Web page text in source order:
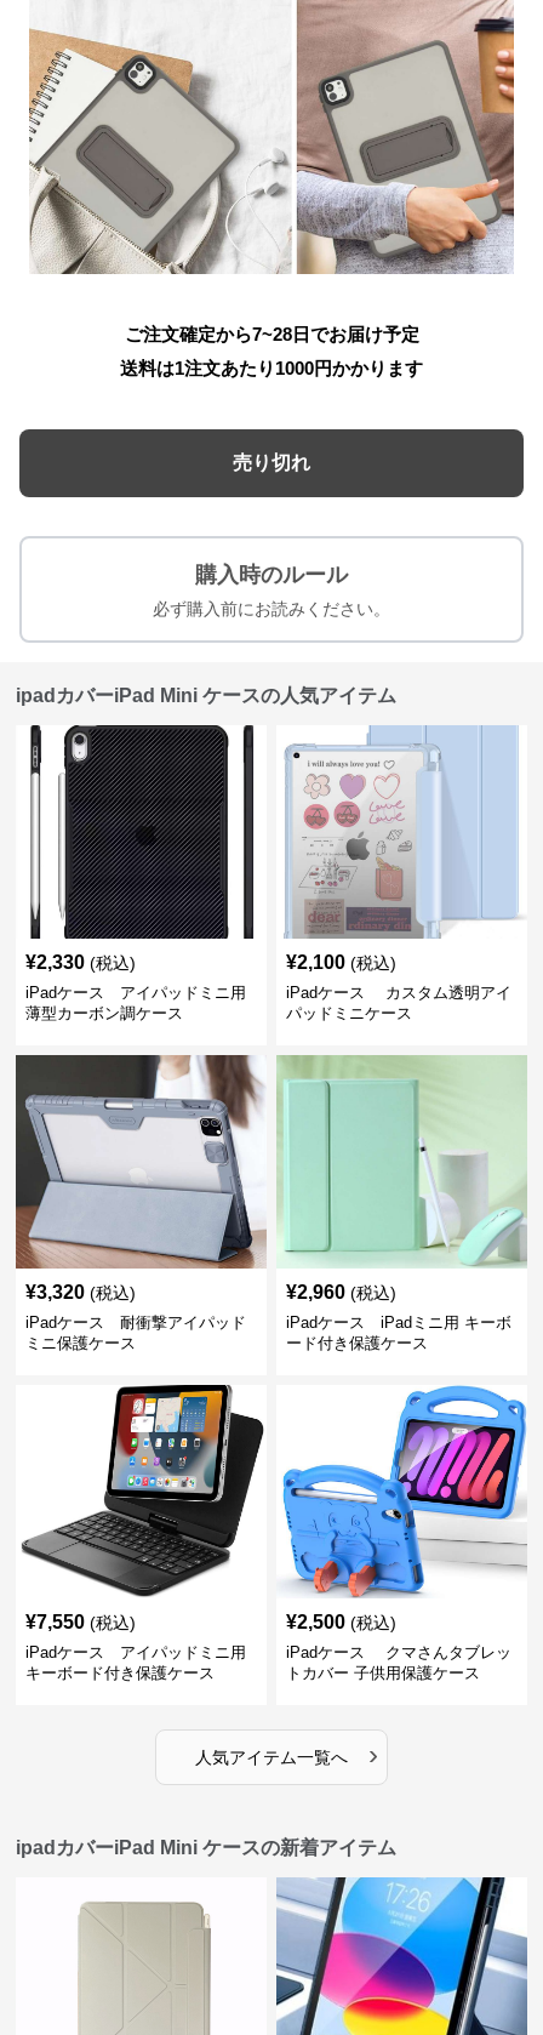
ご注文確定から7~28日でお届け予定
送料は1注文あたり 1000円かかります
売り切れ
購入時のルール
必ず購入前にお読みください。
ipadカバーiPad Mini ケースの人気アイテム
¥2,330 (税込)
iPadケース アイパッドミニ用
薄型カーボン調ケース
¥2,100 (税込)
iPadケース カスタム透明アイ
パッドミニケース
¥3,320 (税込)
iPadケース 耐衝撃アイパッド
ミニ保護ケース
¥2,960 (税込)
iPadケース iPadミニ用 キーボ
ード付き保護ケース
¥7,550 (税込)
iPadケース アイパッドミニ用
キーボード付き保護ケース
¥2,500 (税込)
iPadケース クマさんタブレッ
トカバー 子供用保護ケース
人気アイテム一覧へ ›
ipadカバーiPad Mini ケースの新着アイテム